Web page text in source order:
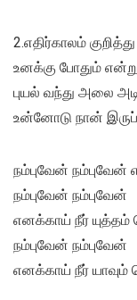
2.எதிர்காலம்
உனக்கு போதும்
புயல் வந்து அலை
உன்னோடு நான்
நம்புவேன் நம்புவேன்
நம்புவேன் நம்புவேன்
எனக்காய் நீர் யுத்தம்
நம்புவேன் நம்புவேன்
எனக்காய் நீர் யாவும்